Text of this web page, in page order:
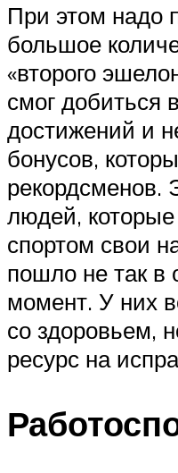
При этом надо
большое
«второго
смог добиться
достижений и
бонусов,
рекордсменов.
людей,
спортом свои
пошло не так в
момент. У них
со здоровьем,
ресурс на